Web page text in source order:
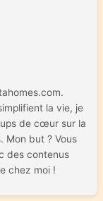
la vie, je
de cœur sur la
Mon but ? Vous
des contenus
chez moi !